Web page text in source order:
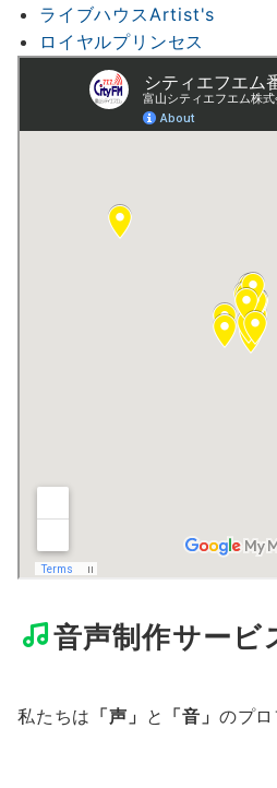
ライブハウスArtist's
ロイヤルプリンセス
音声制作サービ
私たちは 「声」 と 「音」 のプロ